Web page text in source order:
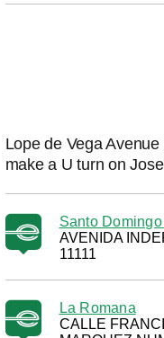
Lope de Vega
make a U turn on
Santo
AVENIDA
11111
La Romana
CALLE